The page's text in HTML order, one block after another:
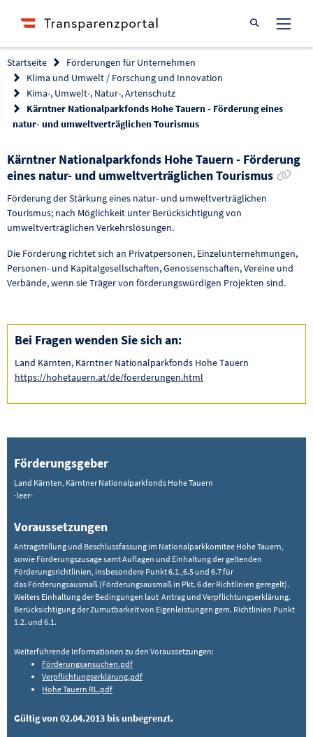
Suche öffnen
Startseite
Förderungen für Unternehmen
Klima und Umwelt / Forschung und Innovation
Kima-, Umwelt-, Natur-, Artenschutz
Kärntner Nationalparkfonds Hohe Tauern - Förderung eines
natur- und umweltverträglichen Tourismus
Kärntner Nationalparkfonds Hohe Tauern - Förderung
eines natur- und umweltverträglichen Tourismus
Förderung der Stärkung eines natur- und umweltverträglichen
Tourismus; nach Möglichkeit unter Berücksichtigung von
umweltverträglichen Verkehrslösungen.
Die Förderung richtet sich an Privatpersonen, Einzelunternehmungen,
Personen- und Kapitalgesellschaften, Genossenschaften, Vereine und
Verbände, wenn sie Träger von förderungswürdigen Projekten sind.
Bei Fragen wenden Sie sich an:
Land Kärnten, Kärntner Nationalparkfonds Hohe Tauern
https://hohetauern.at/de/foerderungen.html
Förderungsgeber
Land Kärnten, Kärntner Nationalparkfonds Hohe Tauern
-leer-
Voraussetzungen
Antragstellung und Beschlussfassung im Nationalparkkomitee Hohe Tauern,
sowie Förderungszusage samt Auflagen und Einhaltung der geltenden
Förderungsrichtlinien, insbesondere Punkt 6.1.,6.5 und 6.7 für
das Förderungsausmaß (Förderungsausmaß in Pkt. 6 der Richtlinien geregelt).
Weiters Einhaltung der Bedingungen laut Antrag und Verpflichtungserklärung.
Berücksichtigung der Zumutbarkeit von Eigenleistungen gem. Richtlinien Punkt
1.2. und 6.1.
Weiterführende Informationen zu den Voraussetzungen:
Förderungsansuchen.pdf
Verpflichtungserklärung.pdf
Hohe Tauern RL.pdf
Gültig von 02.04.2013 bis unbegrenzt.